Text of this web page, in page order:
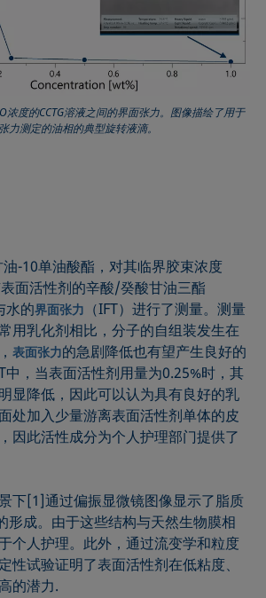
浓度的CCTG溶液之间的界面张力。图像描绘了用于
力测定的油相的典型旋转液滴。
-10单油酸酯，对其临界胶束浓度
表面活性剂的辛酸/癸酸甘油三酯
水的界面张力 （IFT）进行了测量。测量
用乳化剂相比，分子的自组装发生在
表面张力的急剧降低也有望产生良好的
中，当表面活性剂用量为0.25%时，其
显降低，因此可以认为具有良好的乳
处加入少量游离表面活性剂单体的皮
因此活性成分为个人护理部门提供了
下[1]通过偏振显微镜图像显示了脂质
形成。由于这些结构与天然生物膜相
个人护理。此外，通过流变学和粒度
性试验证明了表面活性剂在低粘度、
的潜力.